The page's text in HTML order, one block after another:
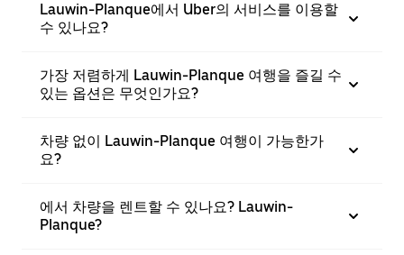
Lauwin-Planque에서 Uber의 서비스를 이용할
수 있나요?
가장 저렴하게 Lauwin-Planque 여행을 즐길 수
있는 옵션은 무엇인가요?
차량 없이 Lauwin-Planque 여행이 가능한가
요?
에서 차량을 렌트할 수 있나요? Lauwin-
Planque?